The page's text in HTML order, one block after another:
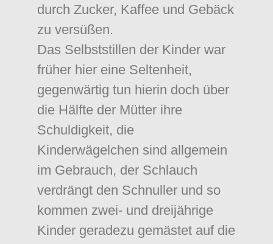
durch Zucker, Kaffee und Gebäck
zu versüßen.
Das Selbststillen der Kinder war
früher hier eine Seltenheit,
gegenwärtig tun hierin doch über
die Hälfte der Mütter ihre
Schuldigkeit, die
Kinderwägelchen sind allgemein
im Gebrauch, der Schlauch
verdrängt den Schnuller und so
kommen zwei- und dreijährige
Kinder geradezu gemästet auf die